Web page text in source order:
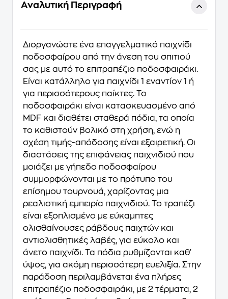
Αναλυτική Περιγραφή
Διοργανώστε ένα επαγγελματικό παιχνίδι
ποδοσφαίρου από την άνεση του σπιτιού
σας με αυτό το επιτραπέζιο ποδοσφαιράκι.
Είναι κατάλληλο για παιχνίδι 1 εναντίον 1 ή
για περισσότερους παίκτες. Το
ποδοσφαιράκι είναι κατασκευασμένο από
MDF και διαθέτει σταθερά πόδια, τα οποία
το καθιστούν βολικό στη χρήση, ενώ η
σχέση τιμής-απόδοσης είναι εξαιρετική. Οι
διαστάσεις της επιφάνειας παιχνιδιού που
μοιάζει με γήπεδο ποδοσφαίρου
συμμορφώνονται με το πρότυπο του
επίσημου τουρνουά, χαρίζοντας μια
ρεαλιστική εμπειρία παιχνιδιού. Το τραπέζι
είναι εξοπλισμένο με εύκαμπτες
ολισθαίνουσες ράβδους παιχτών και
αντιολισθητικές λαβές, για εύκολο και
άνετο παιχνίδι. Τα πόδια ρυθμίζονται καθ'
ύψος, για ακόμη περισσότερη ευελιξία. Στην
παράδοση περιλαμβάνεται ένα πλήρες
επιτραπέζιο ποδοσφαιράκι, με 2 τέρματα, 2